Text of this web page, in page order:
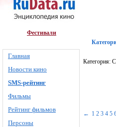
Фестивали
Главная
Новости кино
SMS-рейтинг
Фильмы
Рейтинг фильмов
Персоны
Категория:
← 1 2 3 4 5